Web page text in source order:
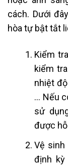
cách. Dưới
hòa tự bật tắt
Kiểm
kiểm
nhiệt
… Nếu
sử
được
Vệ sinh
định kỳ